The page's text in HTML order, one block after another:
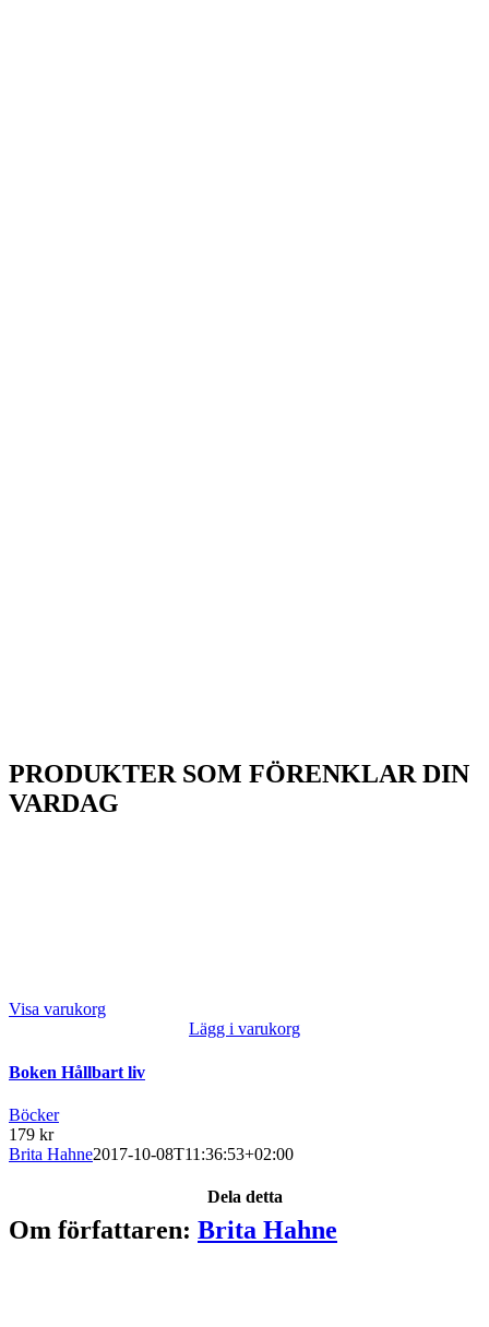
PRODUKTER SOM FÖRENKLAR DIN
VARDAG
Visa varukorg
Lägg i varukorg
Boken Hållbart liv
Böcker
179 kr
Brita Hahne2017-10-08T11:36:53+02:00
Dela detta
Facebook
X
Reddit
LinkedIn
WhatsApp
Tumblr
Pinterest
Vk
E-
post
Om författaren: Brita Hahne